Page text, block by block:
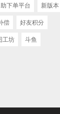
下单平台
新版本
偿
好友积分
工坊
斗鱼